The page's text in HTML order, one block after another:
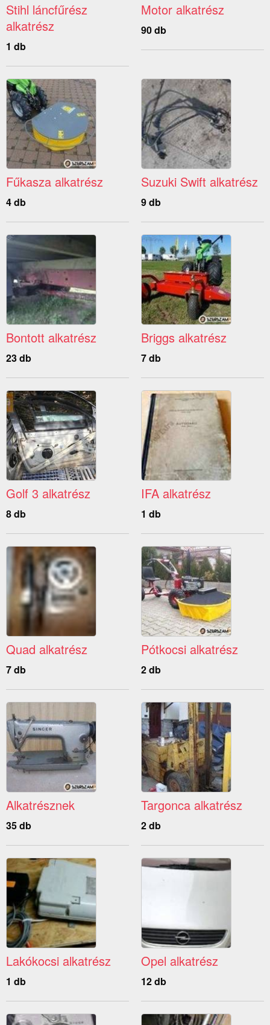
Stihl láncfűrész
alkatrész
1 db
Motor alkatrész
90 db
Fűkasza alkatrész
4 db
Suzuki Swift alkatrész
9 db
Bontott alkatrész
23 db
Briggs alkatrész
7 db
Golf 3 alkatrész
8 db
IFA alkatrész
1 db
Quad alkatrész
7 db
Pótkocsi alkatrész
2 db
Alkatrésznek
35 db
Targonca alkatrész
2 db
Lakókocsi alkatrész
1 db
Opel alkatrész
12 db